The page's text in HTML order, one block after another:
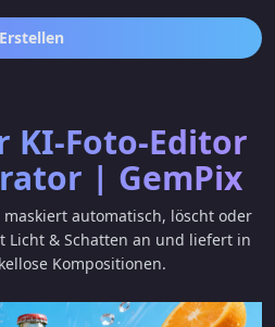
Erstellen
KI-Foto-Editor
| GemPix
maskiert automatisch, löscht oder
Licht & Schatten an und liefert in
Kompositionen.